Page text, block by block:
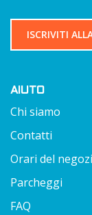
ISCRIVITI
AIUTO
Chi siamo
Contatti
Orari del
Parcheggi
FAQ